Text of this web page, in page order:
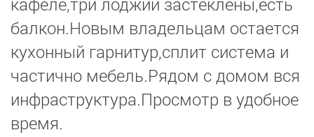
балкон.Новым владельцам остается
кухонный гарнитур,сплит система и
частично мебель.Рядом с домом вся
инфраструктура.Просмотр в удобное
время.